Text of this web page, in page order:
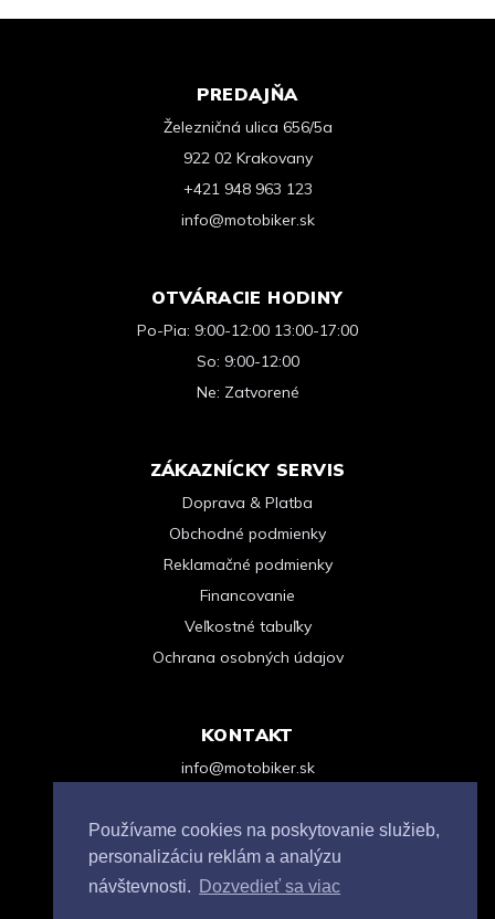
Používame cookies na poskytovanie služieb,
personalizáciu reklám a analýzu
návštevnosti. Dozvedieť sa viac
PREDAJŇA
Železničná ulica 656/5a
922 02 Krakovany
+421 948 963 123
info@motobiker.sk
OTVÁRACIE HODINY
Po-Pia: 9:00-12:00 13:00-17:00
So: 9:00-12:00
Ne: Zatvorené
ZÁKAZNÍCKY SERVIS
Doprava & Platba
Obchodné podmienky
Reklamačné podmienky
Financovanie
Veľkostné tabuľky
Ochrana osobných údajov
KONTAKT
info@motobiker.sk
Kontaktný formulár